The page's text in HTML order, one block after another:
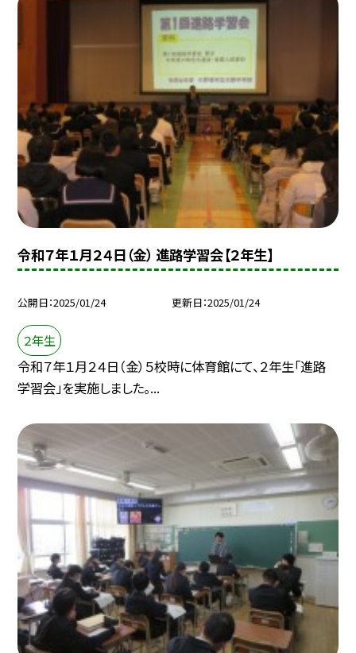
令和７年１月２４日（金） 進路学習会【２年生】
公開日 2025/01/24 更新日 2025/01/24
２年生
令和７年１月２４日（金）５校時に体育館にて、２年生「進路
学習会」を実施しました。...